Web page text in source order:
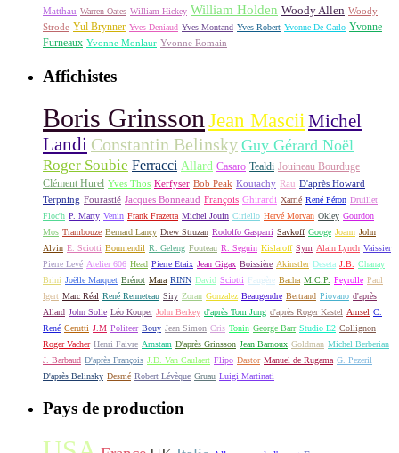
Matthau Warren Oates William Hickey William Holden Woody Allen Woody
Strode Yul Brynner Yves Deniaud Yves Montand Yves Robert Yvonne De Carlo Yvonne
Furneaux Yvonne Monlaur Yvonne Romain
Affichistes
Boris Grinsson Jean Mascii Michel
Landi Constantin Belinsky Guy Gérard Noël
Roger Soubie Ferracci Allard Casaro Tealdi Jouineau Bourduge
Clément Hurel Yves Thos Kerfyser Bob Peak Koutachy Rau D'après Howard
Terpning Fourastié Jacques Bonneaud François Ghirardi Xarrié René Péron Druillet
Floc'h P. Marty Venin Frank Frazetta Michel Jouin Ciriello Hervé Morvan Okley Gourdon
Mos Trambouze Bernard Lancy Drew Struzan Rodolfo Gasparri Savkoff Googe Joann John
Alvin E. Sciotti Boumendil R. Geleng Fouteau R. Seguin Kislaroff Sym Alain Lynch Vaissier
Pierre Levé Atelier 606 Head Pierre Etaix Jean Gigax Boissière Akinstler Deseta J.B.
Chanay
Brini Joëlle Marquet Brénot Mara RINN David Sciotti Faugère Bacha M.C.P. Peyrolle Paul
Igert Marc Réal René Renneteau Siry Zoran Gonzalez Beaugendre Bertrand Piovano d'après
Allard John Solie Léo Kouper John Berkey d'après Tom Jung d'après Roger Kastel Amsel C.
René Cerutti J.M Politeer Bouy Jean Simon Cris Tonin George Barr Studio E2 Collignon
Roger Vacher Henri Faivre Arnstam D'après Grinsson Jean Barnoux Goldman Michel Berberian
J. Barbaud D'après François J.D. Van Caulaert Flipo Dastor Manuel de Rugama G. Pezeril
D'après Belinsky Desmé Robert Lévèque Gruau Luigi Martinati
Pays de production